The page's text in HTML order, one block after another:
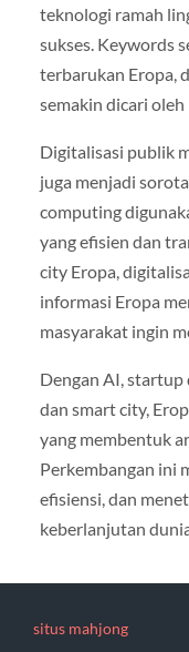
teknologi ramah
sukses. Keywords
terbarukan Eropa,
semakin dicari
Digitalisasi publik
juga menjadi
computing
yang efisien dan
city Eropa,
informasi Eropa
masyarakat ingin
Dengan AI,
dan smart city,
yang membentuk
Perkembangan ini
efisiensi, dan
keberlanjutan
situs mahjong